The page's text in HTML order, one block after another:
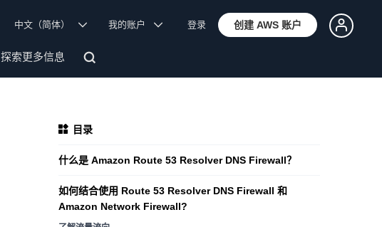
中文（简体） 我的账户 登录 创建 AWS 账户
探索更多信息
目录
什么是 Amazon Route 53 Resolver DNS Firewall？
如何结合使用 Route 53 Resolver DNS Firewall 和
Amazon Network Firewall?